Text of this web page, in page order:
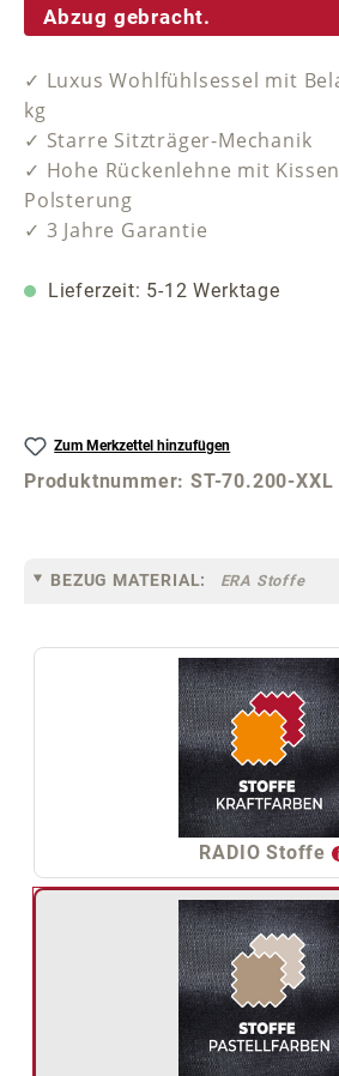
Abzug gebracht.
✓ Luxus Wohlfühlsessel mit
kg
✓ Starre Sitzträger-Mechanik
✓ Hohe Rückenlehne mit
Polsterung
✓ 3 Jahre Garantie
Lieferzeit: 5-12 Werktage
Zum Merkzettel hinzufügen
Produktnummer:ST-70.200-XXL
BEZUG MATERIAL: ERA Stoffe
RADIO Stoffe